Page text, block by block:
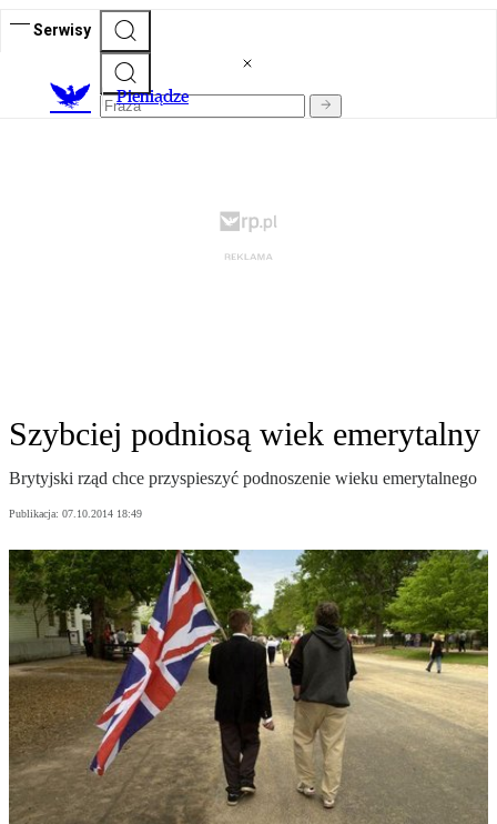
Serwisy
Pieniądze
Szybciej podniosą wiek emerytalny
Brytyjski rząd chce przyspieszyć podnoszenie wieku emerytalnego
Publikacja: 07.10.2014 18:49